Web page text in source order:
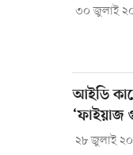
৩০ জুলাই
আইডি
‘ফাইয়াজ
২৮ জুলাই